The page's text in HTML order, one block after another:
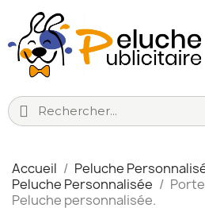
Accueil Peluche
Peluche Personnalisée
Peluche personnalisée.